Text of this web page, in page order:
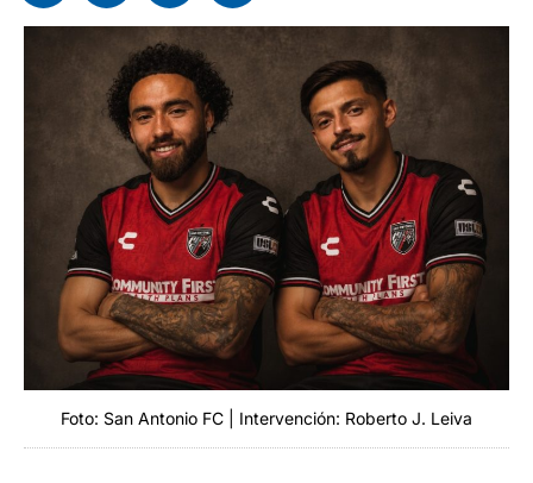
Foto: San Antonio FC | Intervención: Roberto J. Leiva